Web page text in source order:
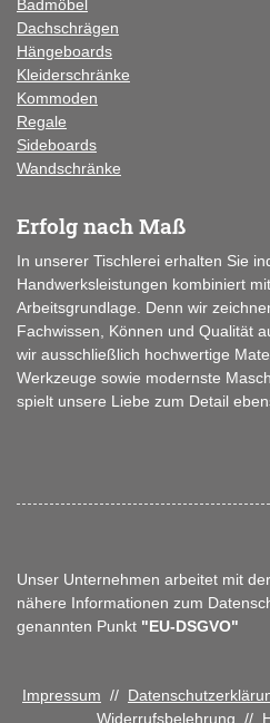
Badmöbel
Dachschrägen
Hängeboards
Kleiderschränke
Kommoden
Regale
Sideboards
Wandschränke
Erfolg nach Maß
In unserer Tischlerei erhalten Sie
Handwerksleistungen kombiniert
Arbeitsgrundlage. Denn wir
Fachwissen, Können und Qualität
wir ausschließlich hochwertige
Werkzeuge sowie modernste
spielt unsere Liebe zum Detail
Unser Unternehmen arbeitet mit der
nähere Informationen zum
genannten Punkt "EU-DSGVO"
Impressum //
Widerrufsbelehrung //